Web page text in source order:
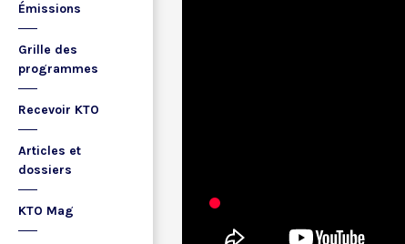
Émissions
Grille des
programmes
Recevoir KTO
Articles et
dossiers
KTO Mag